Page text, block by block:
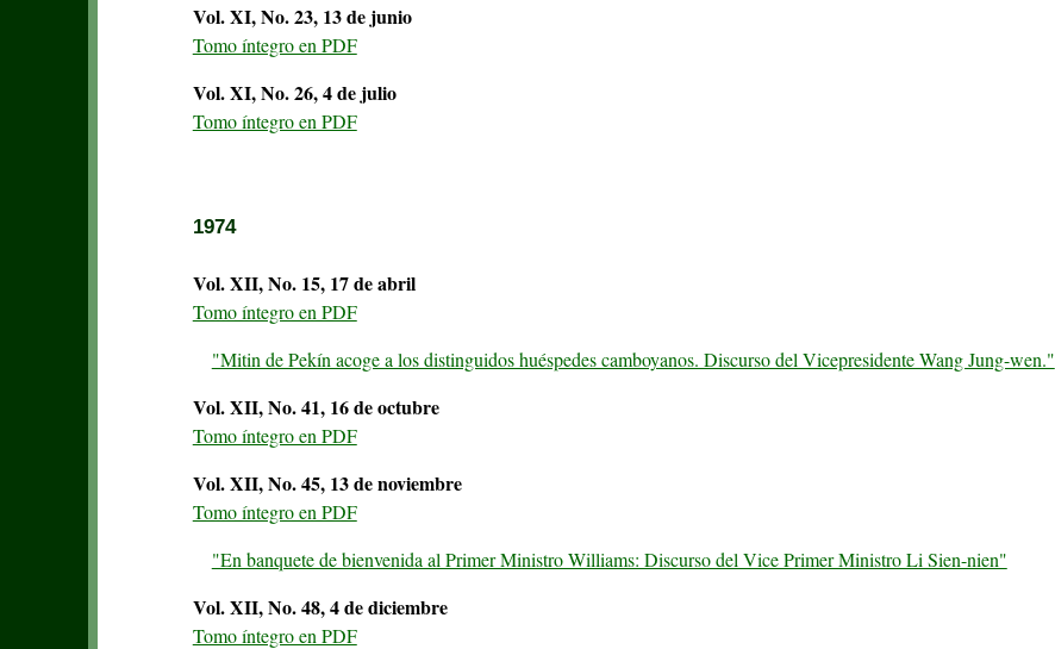
Vol. XI, No. 23, 13 de junio
Tomo íntegro en PDF
Vol. XI, No. 26, 4 de julio
Tomo íntegro en PDF
1974
Vol. XII, No. 15, 17 de abril
Tomo íntegro en PDF
"Mitin de Pekín acoge a los distinguidos huéspedes camboyanos. Discurso del Vicepresidente Wang Jung-wen."
Vol. XII, No. 41, 16 de octubre
Tomo íntegro en PDF
Vol. XII, No. 45, 13 de noviembre
Tomo íntegro en PDF
"En banquete de bienvenida al Primer Ministro Williams: Discurso del Vice Primer Ministro Li Sien-nien"
Vol. XII, No. 48, 4 de diciembre
Tomo íntegro en PDF